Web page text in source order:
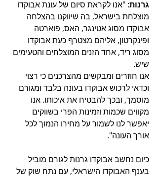
גרנות: "אנו לקראת סיום של עונת אבוקדו
מוצלחת בישראל, בה שיווקנו בהצלחה
אבוקדו מסוג אטינגר, האס, פוארטה
ופינקרטון, אליהם מצטרף כעת אבוקדו
מסוג ריד, אחד הזנים המוצלחים והטעימים
שיש.
אנו חוזרים ומבקשים מהצרכנים כי רצוי
וכדאי לרכוש אבוקדו בעונה בלבד ומגורם
מוסמך, ובכך להבטיח את איכותו. אנו
מקווים שכמות וזמינות הפרי בשווקים
יאפשר לנו לשמור על מחירו הנמוך לכל
אורך העונה".
כיום נחשב אבוקדו גרנות לגורם מוביל
בענף האבוקדו הישראלי, עם נתח שוק של